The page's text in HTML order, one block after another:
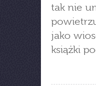
tak nie
jako
książki